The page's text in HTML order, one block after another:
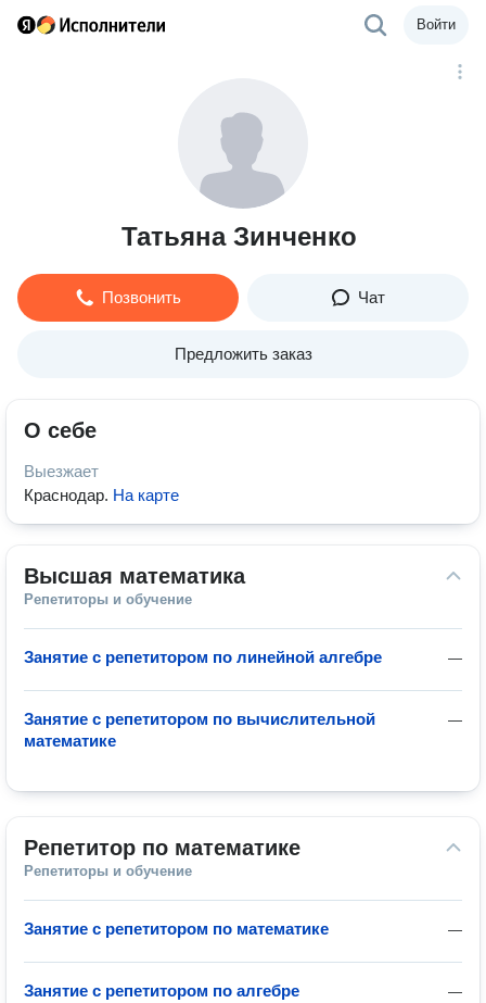
Войти
Татьяна Зинченко
Позвонить Чат
Предложить заказ
О себе
Выезжает
Краснодар. На карте
Высшая математика
Репетиторы и обучение
—
Занятие с репетитором по линейной алгебре
—
Занятие с репетитором по вычислительной
математике
Репетитор по математике
Репетиторы и обучение
—
Занятие с репетитором по математике
—
Занятие с репетитором по алгебре